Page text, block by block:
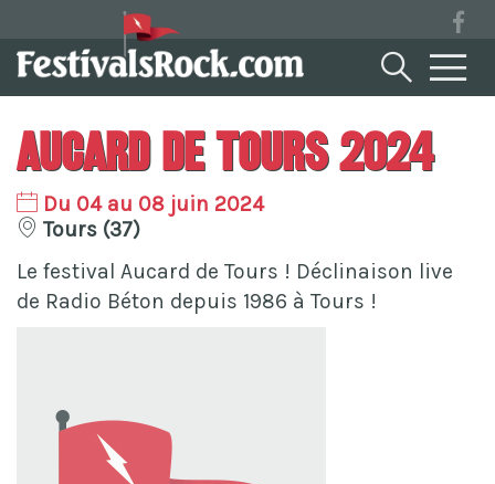
Aucard De Tours 2024
Du 04 au 08 juin 2024
Tours (37)
Le festival Aucard de Tours ! Déclinaison live
de Radio Béton depuis 1986 à Tours !